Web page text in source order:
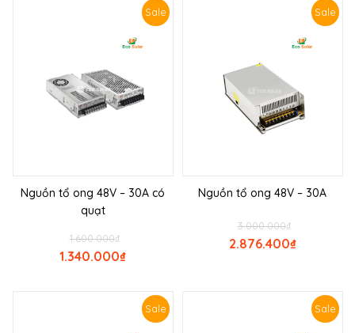
Sale
Nguồn tổ ong 48V – 30A có
quạt
₫
1.600.000
₫
1.340.000
Sale
Nguồn tổ ong 48V – 30A
₫
3.000.000
₫
2.876.400
Sale Sale